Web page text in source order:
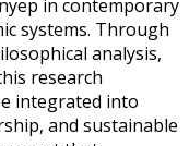
in contemporary
systems. Through
analysis,
research
integrated into
and sustainable